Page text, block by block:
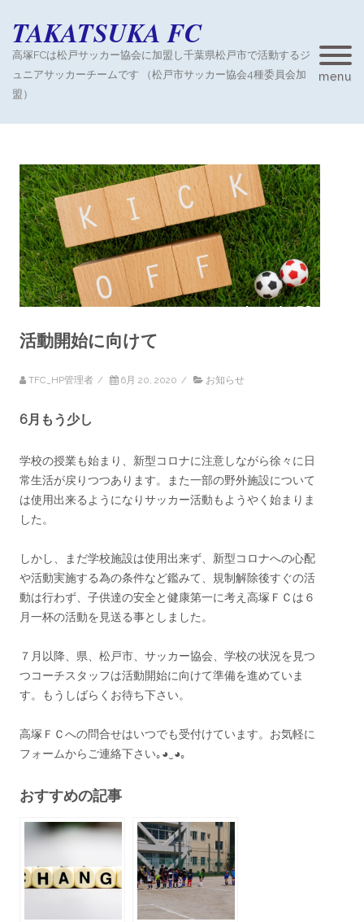
TAKATSUKA FC
高塚FCは松戸サッカー協会に加盟し千葉県松戸市で活動するジ
ュニアサッカーチームです （松戸市サッカー協会4種委員会加
盟）
menu
活動開始に向けて
TFC_HP管理者 / 6月 20, 2020 / お知らせ
6月もう少し
学校の授業も始まり、新型コロナに注意しながら徐々に日
常生活が戻りつつあります。また一部の野外施設について
は使用出来るようになりサッカー活動もようやく始まりま
した。
しかし、まだ学校施設は使用出来ず、新型コロナへの心配
や活動実施する為の条件など鑑みて、規制解除後すぐの活
動は行わず、子供達の安全と健康第一に考え高塚ＦＣは６
月一杯の活動を見送る事としました。
７月以降、県、松戸市、サッカー協会、学校の状況を見つ
つコーチスタッフは活動開始に向けて準備を進めていま
す。もうしばらくお待ち下さい。
高塚ＦＣへの問合せはいつでも受付けています。お気軽に
フォームからご連絡下さい｡◕‿◕｡
おすすめの記事